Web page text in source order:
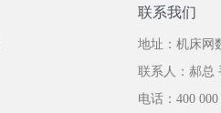
联系我们
地址：机床网
联系人：郝总
电话：400 000